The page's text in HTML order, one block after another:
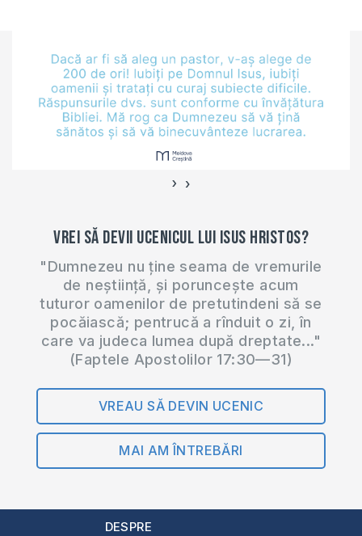
‹ ›
Vrei să devii ucenicul lui Isus Hristos?
"Dumnezeu nu ține seama de vremurile
de neștiință, și poruncește acum
tuturor oamenilor de pretutindeni să se
pocăiască; pentrucă a rînduit o zi, în
care va judeca lumea după dreptate..."
(Faptele Apostolilor 17:30—31)
VREAU SĂ DEVIN UCENIC
MAI AM ÎNTREBĂRI
DESPRE